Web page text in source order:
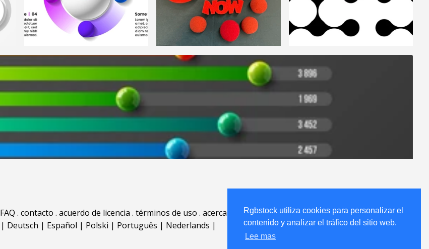
Rgbstock utiliza cookies para personalizar el
contenido y analizar el tráfico del sitio web.
Lee mas
FAQ . contacto . acuerdo de licencia . términos de uso . acerca
| Deutsch | Español | Polski | Português | Nederlands |